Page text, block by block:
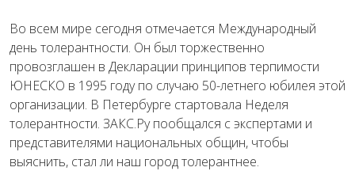
Во всем мире сегодня отмечается Международный
день толерантности. Он был торжественно
провозглашен в Декларации принципов терпимости
ЮНЕСКО в 1995 году по случаю 50-летнего юбилея этой
организации. В Петербурге стартовала Неделя
толерантности. ЗАКС.Ру пообщался с экспертами и
представителями национальных общин, чтобы
выяснить, стал ли наш город толерантнее.